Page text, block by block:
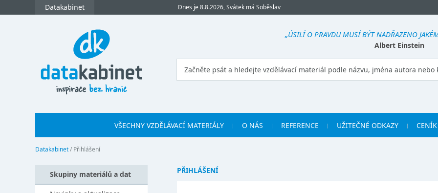
Datakabinet Dnes je 8.8.2026, Svátek má Soběslav
„ÚSILÍ O PRAVDU MUSÍ BÝT NADŘAZENO
Albert Einstein
VŠECHNY VZDĚLÁVACÍ MATERIÁLY O NÁS REFERENCE UŽITEČNÉ ODKAZY
Datakabinet/ Přihlášení
PŘIHLÁŠENÍ
Skupiny materiálů a dat